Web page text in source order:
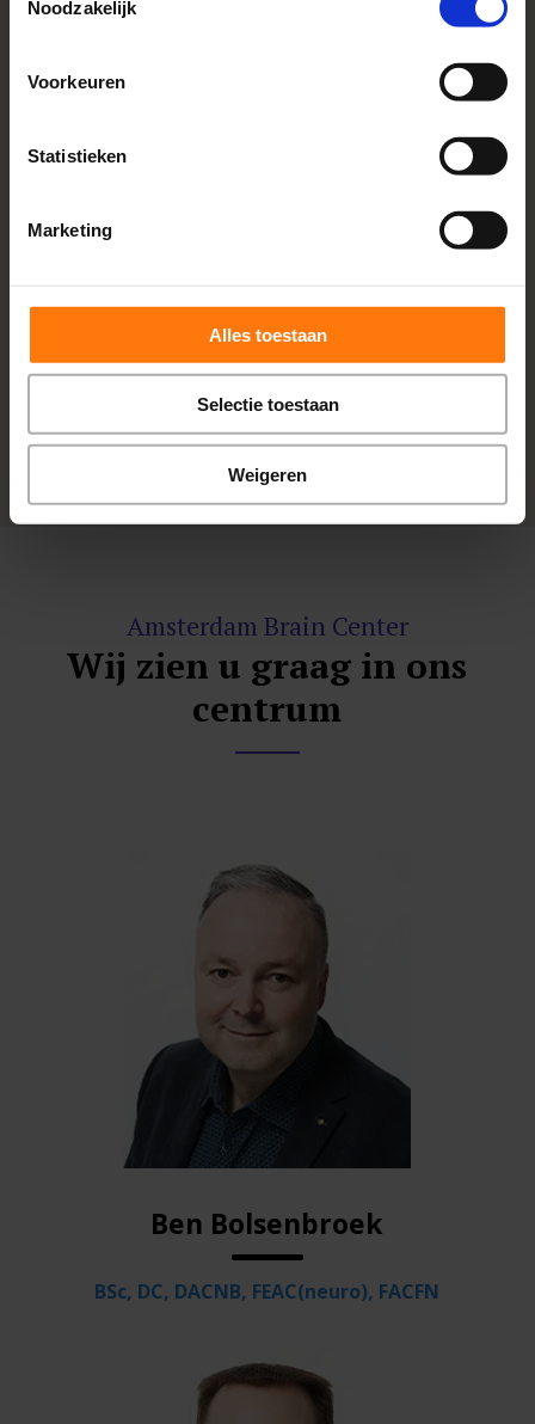
Noodzakelijk
Voorkeuren
Statistieken
Marketing
Alles toestaan
Selectie toestaan
Weigeren
verschillende systemen die het
BEKIJK HET ONDERZOEK
Amsterdam Brain Center
Wij zien u graag in ons
centrum
Ben Bolsenbroek
BSc, DC, DACNB, FEAC(neuro), FACFN